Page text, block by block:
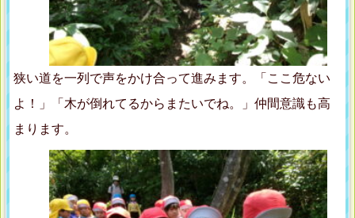
狭い道を一列で声をかけ合って進みます。「ここ危ない
よ！」「木が倒れてるからまたいでね。」仲間意識も高
まります。